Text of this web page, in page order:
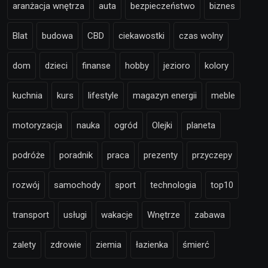
aranżacja wnętrza auta bezpieczeństwo biznes
Blat budowa CBD ciekawostki czas wolny
dom dzieci finanse hobby jezioro kolory
kuchnia kurs lifestyle magazyn energii meble
motoryzacja nauka ogród Olejki planeta
podróże poradnik praca prezenty przyczepy
rozwój samochody sport technologia top10
transport usługi wakacje Wnętrze zabawa
zalety zdrowie ziemia łazienka śmierć